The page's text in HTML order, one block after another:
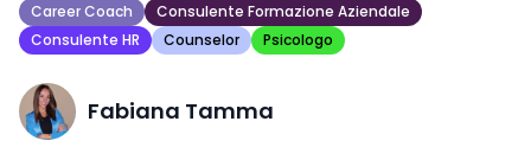
Career Coach
Consulente Formazione Aziendale
Consulente HR
Counselor Psicologo
Fabiana Tamma